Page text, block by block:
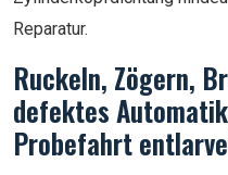
Reparatur.
Ruckeln, Zögern,
defektes
Probefahrt